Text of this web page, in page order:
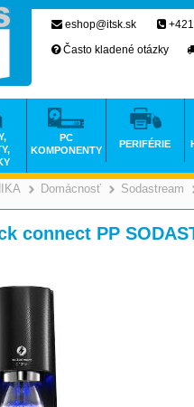
>
Domácnosť Sodastream
connect PP
eshop@itsk.sk
Často kladené otázky
PC
KOMPONENTY
PERIFÉRIE